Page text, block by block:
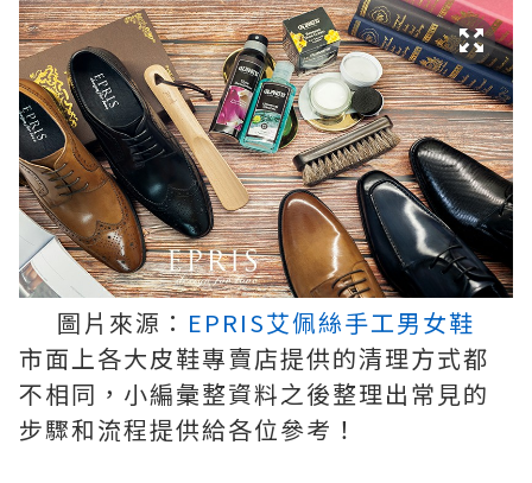
圖片來源： EPRIS艾佩絲手工男女鞋
市面上各大皮鞋專賣店提供的清理方式都
不相同，小編彙整資料之後整理出常見的
步驟和流程提供給各位參考！